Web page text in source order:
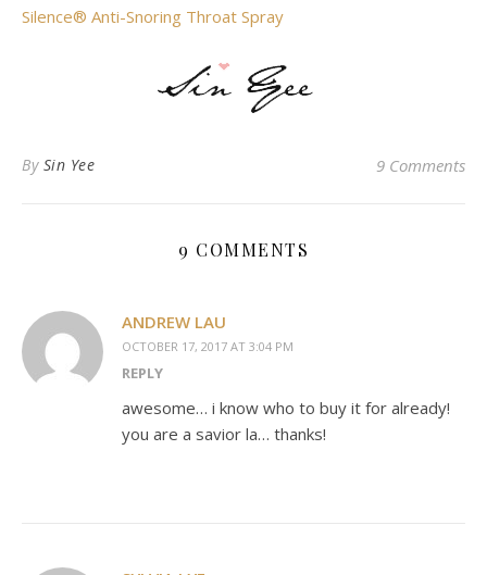
Silence® Anti-Snoring Throat Spray
By Sin Yee 9 Comments
9 COMMENTS
ANDREW LAU
OCTOBER 17, 2017 AT 3:04 PM
REPLY
awesome… i know who to buy it for already!
you are a savior la… thanks!